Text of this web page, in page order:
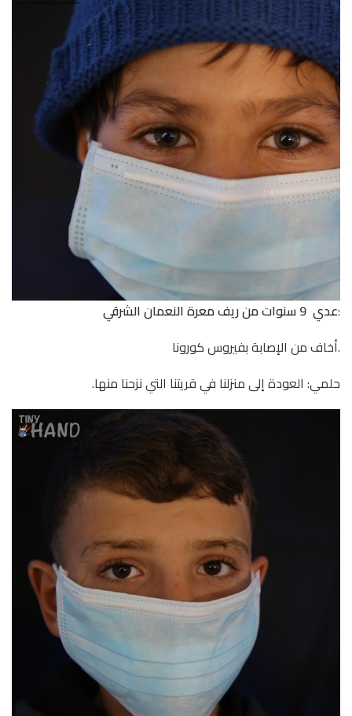
:عدي 9 سنوات من ريف معرة النعمان الشرقي
.أخاف من الإصابة بفيروس كورونا
حلمي: العودة إلى منزلنا في قريتنا التي نزحنا منها.